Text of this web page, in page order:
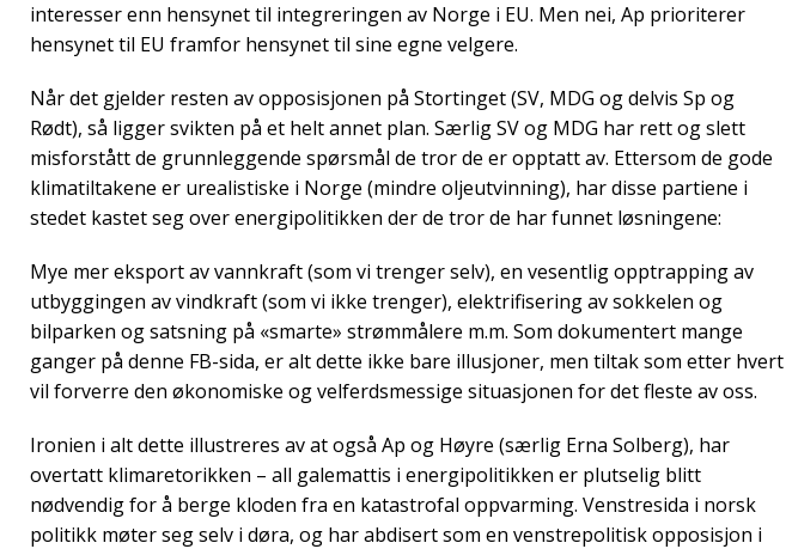
interesser enn hensynet til integreringen av Norge i EU. Men nei, Ap prioriterer
hensynet til EU framfor hensynet til sine egne velgere.
Når det gjelder resten av opposisjonen på Stortinget (SV, MDG og delvis Sp og
Rødt), så ligger svikten på et helt annet plan. Særlig SV og MDG har rett og slett
misforstått de grunnleggende spørsmål de tror de er opptatt av. Ettersom de gode
klimatiltakene er urealistiske i Norge (mindre oljeutvinning), har disse partiene i
stedet kastet seg over energipolitikken der de tror de har funnet løsningene:
Mye mer eksport av vannkraft (som vi trenger selv), en vesentlig opptrapping av
utbyggingen av vindkraft (som vi ikke trenger), elektrifisering av sokkelen og
bilparken og satsning på «smarte» strømmålere m.m. Som dokumentert mange
ganger på denne FB-sida, er alt dette ikke bare illusjoner, men tiltak som etter hvert
vil forverre den økonomiske og velferdsmessige situasjonen for det fleste av oss.
Ironien i alt dette illustreres av at også Ap og Høyre (særlig Erna Solberg), har
overtatt klimaretorikken – all galemattis i energipolitikken er plutselig blitt
nødvendig for å berge kloden fra en katastrofal oppvarming. Venstresida i norsk
politikk møter seg selv i døra, og har abdisert som en venstrepolitisk opposisjon i